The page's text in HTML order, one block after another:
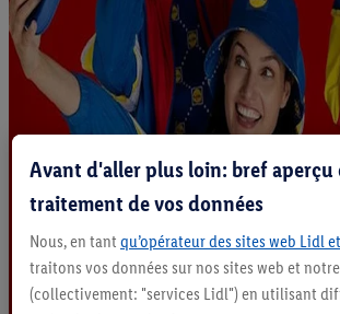
Avant d'aller plus loin: bref aperçu
traitement de vos données
Nous, en tant qu’opérateur des sites web Lidl
traitons vos données sur nos sites web et
(collectivement: "services Lidl") en utilisant